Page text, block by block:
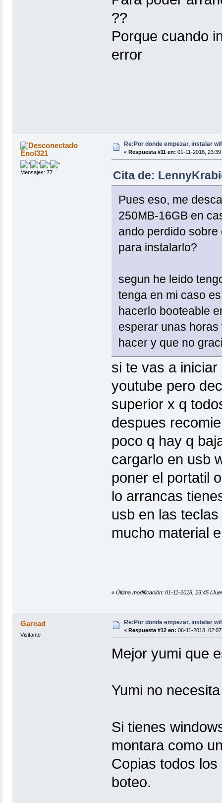
??
Porque cuando
error
Enol321
Mensajes: 77
Re:Por donde empezar, instalar
« Respuesta #11 en: 01-11-2018,
Cita de:
Pues eso, me
250MB-16GB en
ando perdido
para instalarlo?
segun he leido
tenga en mi caso
hacerlo booteable
esperar unas
hacer y que no
si te vas a
youtube pero
superior x q
despues
poco q hay q
cargarlo en usb
poner el portatil
lo arrancas
usb en las
mucho material
« Última modificación: 01-11-2018, 23:45
Garcad
Visitante
Re:Por donde empezar, instalar
« Respuesta #12 en: 06-11-2018,
Mejor yumi que
Yumi no
Si tienes
montara como
Copias todos
boteo.